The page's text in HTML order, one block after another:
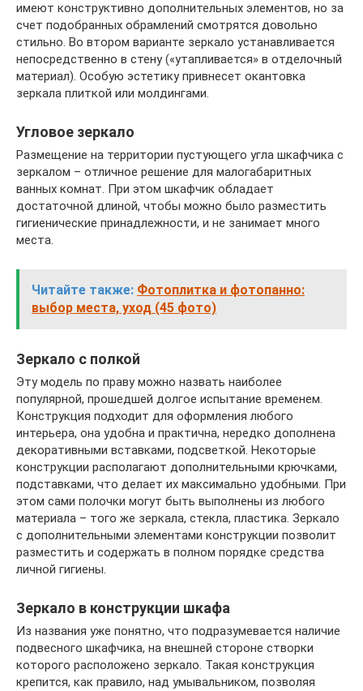
имеют конструктивно дополнительных элементов, но за
счет подобранных обрамлений смотрятся довольно
стильно. Во втором варианте зеркало устанавливается
непосредственно в стену («утапливается» в отделочный
материал). Особую эстетику привнесет окантовка
зеркала плиткой или молдингами.
Угловое зеркало
Размещение на территории пустующего угла шкафчика с
зеркалом – отличное решение для малогабаритных
ванных комнат. При этом шкафчик обладает
достаточной длиной, чтобы можно было разместить
гигиенические принадлежности, и не занимает много
места.
Читайте также: Фотоплитка и фотопанно:
выбор места, уход (45 фото)
Зеркало с полкой
Эту модель по праву можно назвать наиболее
популярной, прошедшей долгое испытание временем.
Конструкция подходит для оформления любого
интерьера, она удобна и практична, нередко дополнена
декоративными вставками, подсветкой. Некоторые
конструкции располагают дополнительными крючками,
подставками, что делает их максимально удобными. При
этом сами полочки могут быть выполнены из любого
материала – того же зеркала, стекла, пластика. Зеркало
с дополнительными элементами конструкции позволит
разместить и содержать в полном порядке средства
личной гигиены.
Зеркало в конструкции шкафа
Из названия уже понятно, что подразумевается наличие
подвесного шкафчика, на внешней стороне створки
которого расположено зеркало. Такая конструкция
крепится, как правило, над умывальником, позволяя